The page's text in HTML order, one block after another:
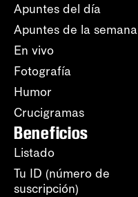
Apuntes del día
Apuntes de la semana
En vivo
Fotografía
Humor
Crucigramas
Beneficios
Listado
Tu ID (número de
suscripción)